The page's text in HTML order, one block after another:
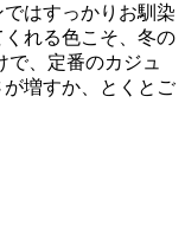
はすっかりお馴染
れる色こそ、冬の
、定番のカジュ
増すか、とくとご